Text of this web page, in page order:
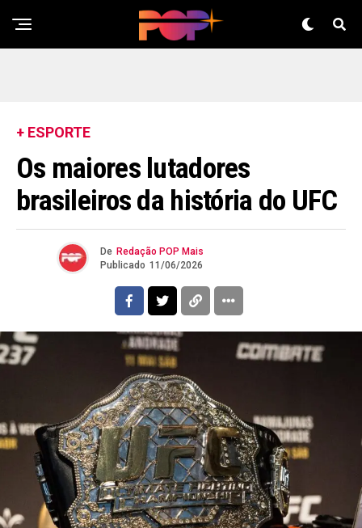
+ ESPORTE
Os maiores lutadores
brasileiros da história do UFC
De Redação POP Mais
Publicado 11/06/2026